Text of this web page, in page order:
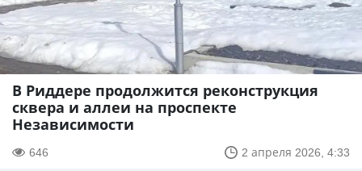
В Риддере продолжится реконструкция
сквера и аллеи на проспекте
Независимости
646 2 апреля 2026, 4:33